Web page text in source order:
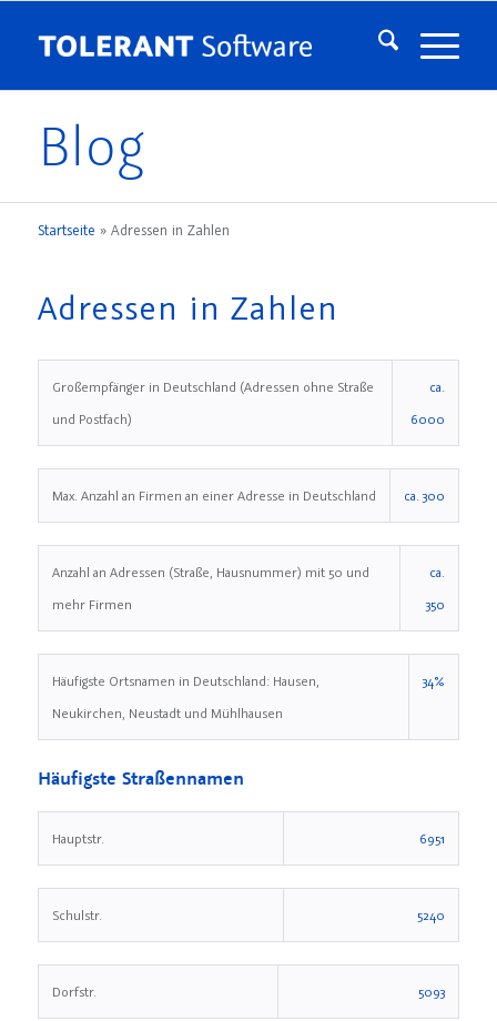
Blog
Startseite » Adressen in Zahlen
Adressen in Zahlen
Großempfänger in Deutschland (Adressen ohne Straße
und Postfach)
ca.
6000
Max. Anzahl an Firmen an einer Adresse in Deutschland ca. 300
Anzahl an Adressen (Straße, Hausnummer) mit 50 und
mehr Firmen
ca.
350
Häufigste Ortsnamen in Deutschland: Hausen,
Neukirchen, Neustadt und Mühlhausen
34%
Häufigste Straßennamen
Hauptstr. 6951
Schulstr. 5240
Dorfstr. 5093